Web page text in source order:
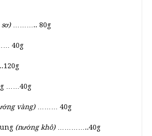
sơ)……….. 80g
40g
……40g
vàng)……… 40g
(nướng khô)…………..40g